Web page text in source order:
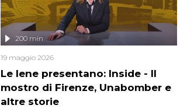
Le Iene presentano: Inside - Il
mostro di Firenze, Unabomber e
altre storie
200 min
19 maggio 2026